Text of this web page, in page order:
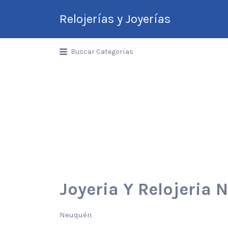
Relojerías y Joyerías
Guía de Relojerías y
Buscar Categorías
Joyeria Y Relojeria
Neuquén